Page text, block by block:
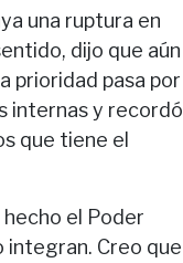
una ruptura en
dijo que aún
prioridad pasa por
internas y recordó
que tiene el
el Poder
integran. Creo que